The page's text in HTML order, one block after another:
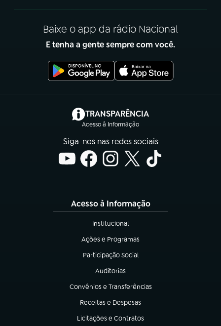
Baixe o app da rádio Nacional
E tenha a gente sempre com você.
TRANSPARÊNCIA
Acesso à Informação
(abre em nova aba)
Siga-nos nas redes sociais
Acesso à Informação
Institucional
(abre em nova aba)
Ações e Programas
(abre em nova aba)
Participação Social
(abre em nova aba)
Auditorias
(abre em nova aba)
Convênios e Transferências
(abre em nova aba)
Receitas e Despesas
(abre em nova aba)
Licitações e Contratos
(abre em nova aba)